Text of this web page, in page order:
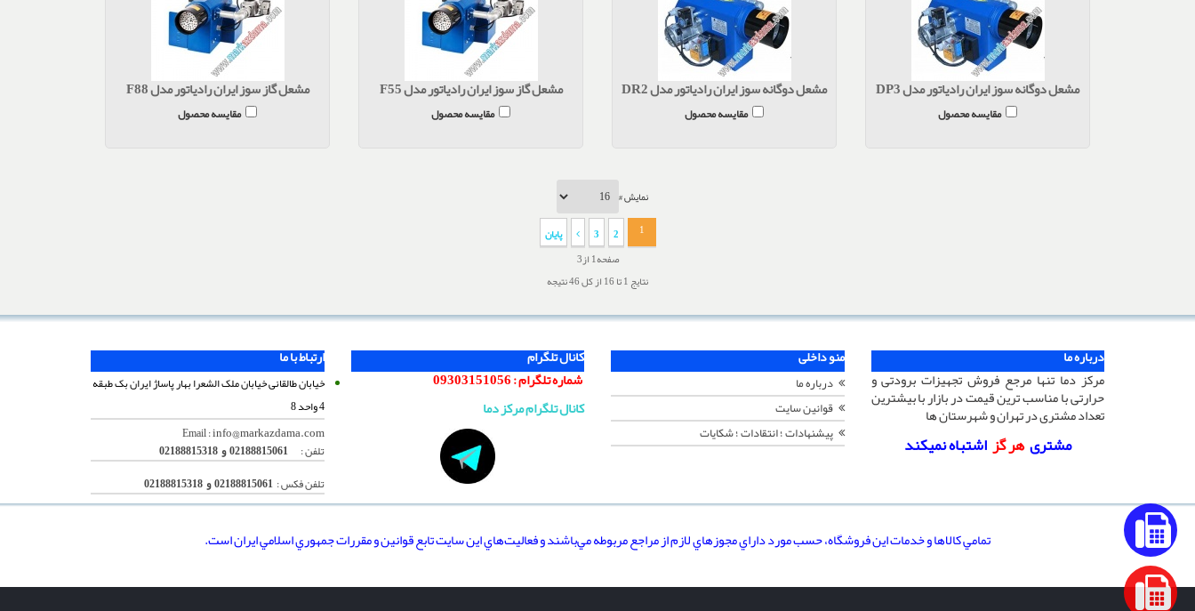
مشعل دوگانه سوز ایران رادیاتور مدل DP3
مقایسه محصول
مشعل دوگانه سوز ایران رادیاتور مدل DR2
مقایسه محصول
مشعل گاز سوز ایران رادیاتور مدل F55
مقایسه محصول
مشعل گاز سوز ایران رادیاتور مدل F88
مقایسه محصول
نمایش #
1
2
3
پایان
صفحه1 از3
نتایج 1 تا 16 از کل 46 نتیجه
درباره ما
مرکز دما تنها مرجع فروش تجهیزات برودتی و
حرارتی با مناسب ترین قیمت در بازار با بیشترین
تعداد مشتری در تهران و شهرستان ها
مشتریهر گزاشتباه نمیکند
منو داخلی
درباره ما
قوانین سایت
پیشنهادات ؛ انتقادات ؛ شکایات
کانال تلگرام
شماره تلگرام :09303151056
کانال تلگرام مرکز دما
ارتباط با ما
خیابان طالقانی خیابان ملک الشعرا بهار پاساژ ایران بک طبقه
4 واحد 8
Email :info@markazdama.com
تلفن :
02188815061 و 02188815318
تلفن فکس :02188815061 و 02188815318
تمامي كالاها و خدمات اين فروشگاه، حسب مورد داراي مجوزهاي لازم از مراجع مربوطه مي‌باشند و فعاليت‌هاي اين سايت تابع قوانين و مقررات جمهوري اسلامي ايران است.